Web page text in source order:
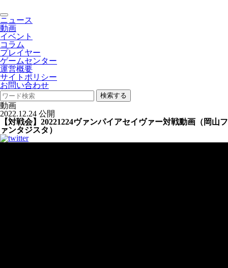
toggle
navigation
ニュース
動画
イベント
コラム
プレイヤー
ゲームセンター
運営概要
サイトポリシー
お問い合わせ
検索する
動画
2022.12.24 公開
【対戦会】20221224ヴァンパイアセイヴァー対戦動画（岡山フ
ァンタジスタ）